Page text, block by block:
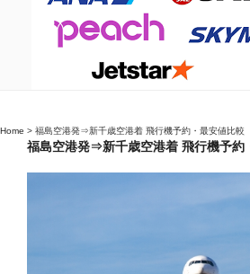
Home > 福島空港発⇒新千歳空港着 飛行機予約・最安値比較
福島空港発⇒新千歳空港着 飛行機予約